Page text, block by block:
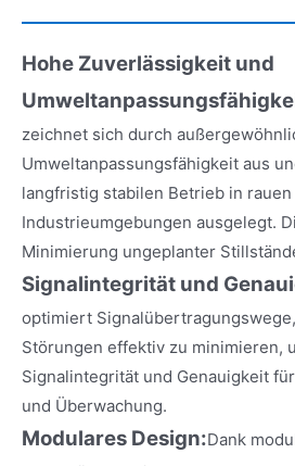
Hohe Zuverlässigkeit und
zeichnet sich durch
Umweltanpassungsfähigkeit aus
langfristig stabilen Betrieb in rauen
Industrieumgebungen ausgelegt.
Minimierung ungeplanter
Signalin­tegrität und
optimiert
Störungen effektiv zu minimieren,
Signalintegrität und Genauigkeit
und Überwachung.
Modulares Design:Dank